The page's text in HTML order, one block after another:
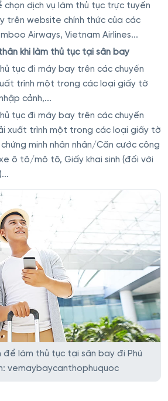
chọn dịch vụ làm thủ tục trực tuyến
trên website chính thức của các
Airways, Vietnam Airlines...
khi làm thủ tục tại sân bay
tục đi máy bay trên các chuyến
trình một trong các loại giấy tờ
cảnh,...
tục đi máy bay trên các chuyến
xuất trình một trong các loại giấy tờ
minh nhân nhân/Căn cước công
ô tô/mô tô, Giấy khai sinh (đối với
làm thủ tục tại sân bay đi Phú
vemaybaycanthophuquoc